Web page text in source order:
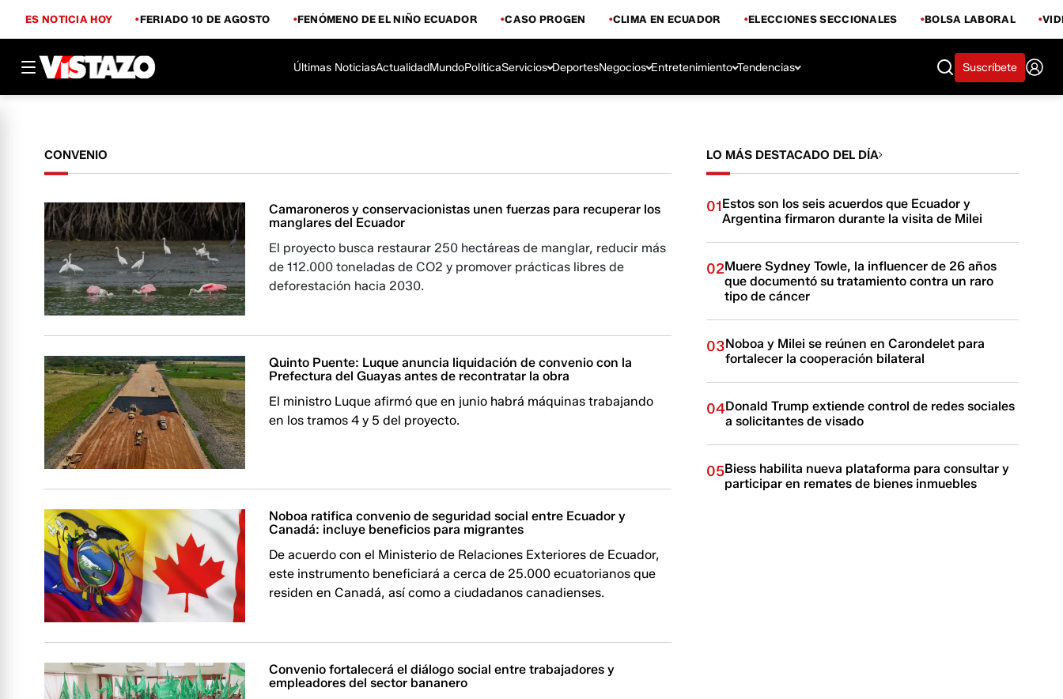
ES NOTICIA HOY FERIADO 10 DE AGOSTO FENÓMENO DE EL NIÑO ECUADOR CASO PROGEN CLIMA EN ECUADOR ELECCIONES SECCIONALES BOLSA LABORAL
Últimas NoticiasActualidadMundoPolíticaServicios DeportesNegocios Entretenimiento Tendencias Suscríbete
CONVENIO
Camaroneros y conservacionistas unen fuerzas para recuperar los
manglares del Ecuador
El proyecto busca restaurar 250 hectáreas de manglar, reducir más
de 112.000 toneladas de CO2 y promover prácticas libres de
deforestación hacia 2030.
Quinto Puente: Luque anuncia liquidación de convenio con la
Prefectura del Guayas antes de recontratar la obra
El ministro Luque afirmó que en junio habrá máquinas trabajando
en los tramos 4 y 5 del proyecto.
Noboa ratifica convenio de seguridad social entre Ecuador y
Canadá: incluye beneficios para migrantes
De acuerdo con el Ministerio de Relaciones Exteriores de Ecuador,
este instrumento beneficiará a cerca de 25.000 ecuatorianos que
residen en Canadá, así como a ciudadanos canadienses.
Convenio fortalecerá el diálogo social entre trabajadores y
empleadores del sector bananero
LO MÁS DESTACADO DEL DÍA
01Estos son los seis acuerdos que Ecuador y
Argentina firmaron durante la visita de Milei
02Muere Sydney Towle, la influencer de 26 años
que documentó su tratamiento contra un raro
tipo de cáncer
03Noboa y Milei se reúnen en Carondelet para
fortalecer la cooperación bilateral
04Donald Trump extiende control de redes sociales
a solicitantes de visado
05Biess habilita nueva plataforma para consultar y
participar en remates de bienes inmuebles